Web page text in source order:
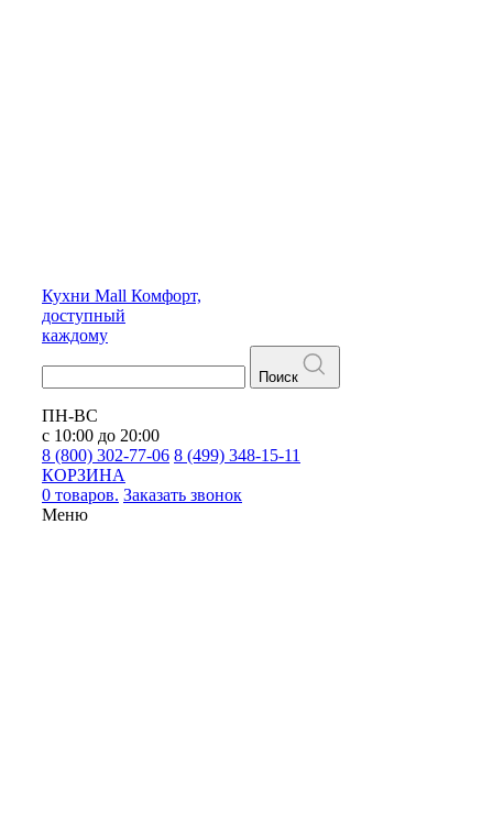
Кухни Mall Комфорт,
доступный
каждому
Поиск
ПН-ВС
с 10:00 до 20:00
8 (800) 302-77-06 8 (499) 348-15-11
КОРЗИНА
0 товаров. Заказать звонок
Меню